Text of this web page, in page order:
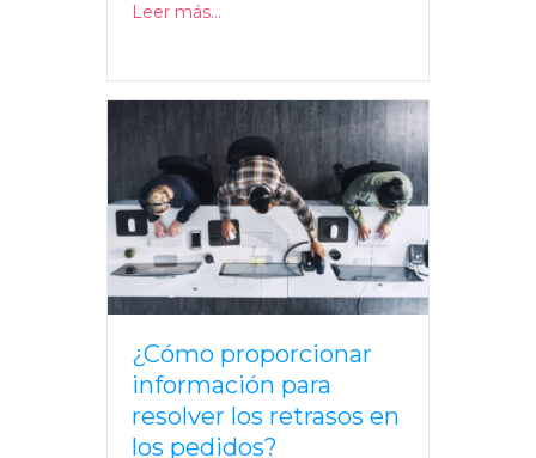
Leer más...
¿Cómo proporcionar
información para
resolver los retrasos en
los pedidos?